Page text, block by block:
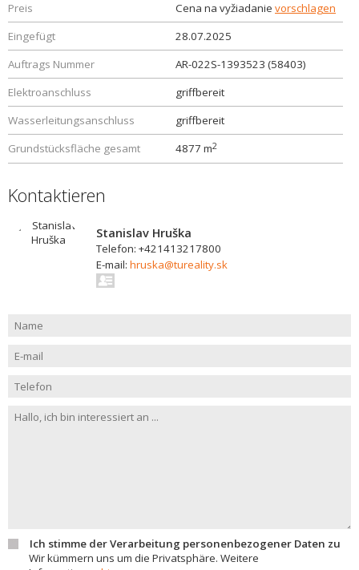
Preis Cena na vyžiadanie vorschlagen
Eingefügt
28.07.2025
Auftrags Nummer
AR-022S-1393523 (58403)
Elektroanschluss
griffbereit
Wasserleitungsanschluss
griffbereit
Grundstücksfläche gesamt
4877 m2
Kontaktieren
Stanislav Hruška
Telefon: +421413217800
E-mail: hruska@tureality.sk
Ich stimme der Verarbeitung personenbezogener Daten zu
Wir kümmern uns um die Privatsphäre. Weitere